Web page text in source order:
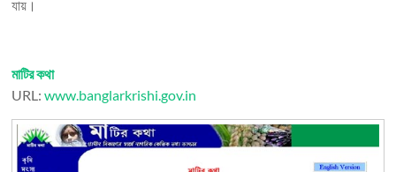
যায়।
মাটির কথা
URL:www.banglarkrishi.gov.in